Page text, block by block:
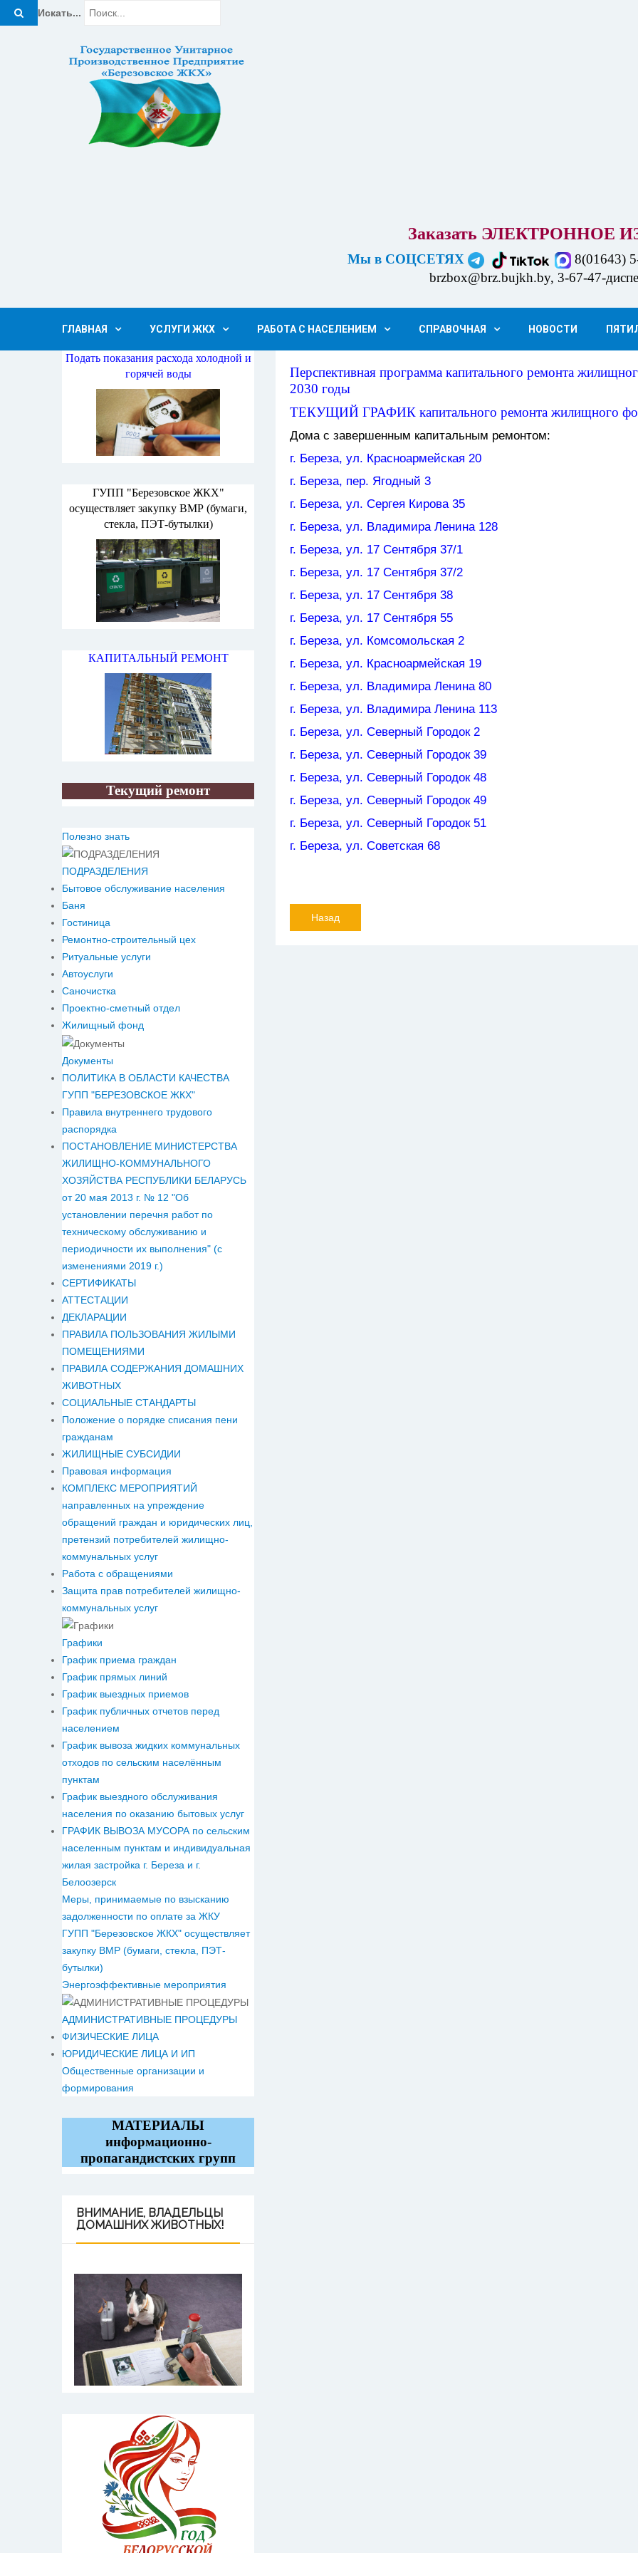
Искать...
Заказать ЭЛЕКТРОННОЕ
Мы в СОЦСЕТЯХ 8(01643)
brzbox@brz.bujkh.by, 3-67-47-
ГЛАВНАЯ УСЛУГИ ЖКХ РАБОТА С НАСЕЛЕНИЕМ СПРАВОЧНАЯ НОВОСТИ
Перспективная программа капитального ремонта
2030 годы
ТЕКУЩИЙ ГРАФИК капитального ремонта жилищного
Дома с завершенным капитальным ремонтом:
г. Береза, ул. Красноармейская 20
г. Береза, пер. Ягодный 3
г. Береза, ул. Сергея Кирова 35
г. Береза, ул. Владимира Ленина 128
г. Береза, ул. 17 Сентября 37/1
г. Береза, ул. 17 Сентября 37/2
г. Береза, ул. 17 Сентября 38
г. Береза, ул. 17 Сентября 55
г. Береза, ул. Комсомольская 2
г. Береза, ул. Красноармейская 19
г. Береза, ул. Владимира Ленина 80
г. Береза, ул. Владимира Ленина 113
г. Береза, ул. Северный Городок 2
г. Береза, ул. Северный Городок 39
г. Береза, ул. Северный Городок 48
г. Береза, ул. Северный Городок 49
г. Береза, ул. Северный Городок 51
г. Береза, ул. Советская 68
Назад
Подать показания расхода холодной и
горячей воды
ГУПП "Березовское ЖКХ"
осуществляет закупку ВМР (бумаги,
стекла, ПЭТ-бутылки)
КАПИТАЛЬНЫЙ РЕМОНТ
Текущий ремонт
Полезно знать
ПОДРАЗДЕЛЕНИЯ
Бытовое обслуживание населения
Баня
Гостиница
Ремонтно-строительный цех
Ритуальные услуги
Автоуслуги
Саночистка
Проектно-сметный отдел
Жилищный фонд
Документы
ПОЛИТИКА В ОБЛАСТИ КАЧЕСТВА
ГУПП "БЕРЕЗОВСКОЕ ЖКХ"
Правила внутреннего трудового
распорядка
ПОСТАНОВЛЕНИЕ МИНИСТЕРСТВА
ЖИЛИЩНО-КОММУНАЛЬНОГО
ХОЗЯЙСТВА РЕСПУБЛИКИ БЕЛАРУСЬ
от 20 мая 2013 г. № 12 "Об
установлении перечня работ по
техническому обслуживанию и
периодичности их выполнения" (с
изменениями 2019 г.)
СЕРТИФИКАТЫ
АТТЕСТАЦИИ
ДЕКЛАРАЦИИ
ПРАВИЛА ПОЛЬЗОВАНИЯ ЖИЛЫМИ
ПОМЕЩЕНИЯМИ
ПРАВИЛА СОДЕРЖАНИЯ ДОМАШНИХ
ЖИВОТНЫХ
СОЦИАЛЬНЫЕ СТАНДАРТЫ
Положение о порядке списания пени
гражданам
ЖИЛИЩНЫЕ СУБСИДИИ
Правовая информация
КОМПЛЕКС МЕРОПРИЯТИЙ
направленных на упреждение
обращений граждан и юридических лиц,
претензий потребителей жилищно-
коммунальных услуг
Работа с обращениями
Защита прав потребителей жилищно-
коммунальных услуг
Графики
График приема граждан
График прямых линий
График выездных приемов
График публичных отчетов перед
населением
График вывоза жидких коммунальных
отходов по сельским населённым
пунктам
График выездного обслуживания
населения по оказанию бытовых услуг
ГРАФИК ВЫВОЗА МУСОРА по сельским
населенным пунктам и индивидуальная
жилая застройка г. Береза и г.
Белоозерск
Меры, принимаемые по взысканию
задолженности по оплате за ЖКУ
ГУПП "Березовское ЖКХ" осуществляет
закупку ВМР (бумаги, стекла, ПЭТ-
бутылки)
Энергоэффективные мероприятия
АДМИНИСТРАТИВНЫЕ ПРОЦЕДУРЫ
ФИЗИЧЕСКИЕ ЛИЦА
ЮРИДИЧЕСКИЕ ЛИЦА И ИП
Общественные организации и
формирования
МАТЕРИАЛЫ
информационно-
пропагандистских групп
ВНИМАНИЕ, ВЛАДЕЛЬЦЫ
ДОМАШНИХ ЖИВОТНЫХ!